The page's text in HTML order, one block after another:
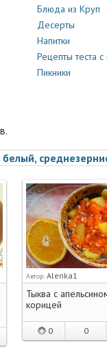
Блюда из Круп
Десерты
Напитки
Рецепты теста с
Пикники
белый,
Автор: Alenka1
Тыква с
корицей
0 0